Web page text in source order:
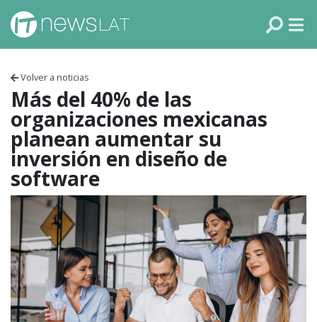
Skip to content
Volver a noticias
Más del 40% de las
organizaciones mexicanas
planean aumentar su
inversión en diseño de
software
VENEZUELA
ECUADOR
PERÚ
CHILE
ARGENTINA
MÉXICO